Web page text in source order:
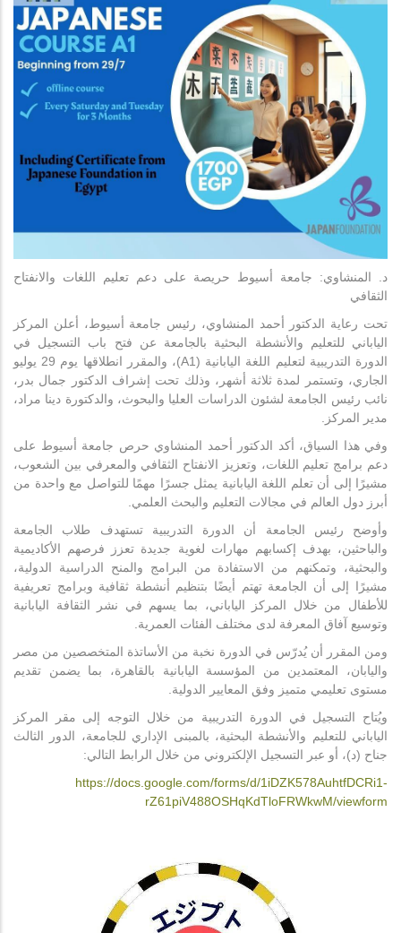
د. المنشاوي: جامعة أسيوط حريصة على دعم تعليم اللغات والانفتاح
الثقافي
تحت رعاية الدكتور أحمد المنشاوي، رئيس جامعة أسيوط، أعلن المركز
الياباني للتعليم والأنشطة البحثية بالجامعة عن فتح باب التسجيل في
الدورة التدريبية لتعليم اللغة اليابانية (A1)، والمقرر انطلاقها يوم 29 يوليو
الجاري، وتستمر لمدة ثلاثة أشهر، وذلك تحت إشراف الدكتور جمال بدر،
نائب رئيس الجامعة لشئون الدراسات العليا والبحوث، والدكتورة دينا مراد،
مدير المركز.
وفي هذا السياق، أكد الدكتور أحمد المنشاوي حرص جامعة أسيوط على
دعم برامج تعليم اللغات، وتعزيز الانفتاح الثقافي والمعرفي بين الشعوب،
مشيرًا إلى أن تعلم اللغة اليابانية يمثل جسرًا مهمًا للتواصل مع واحدة من
أبرز دول العالم في مجالات التعليم والبحث العلمي.
وأوضح رئيس الجامعة أن الدورة التدريبية تستهدف طلاب الجامعة
والباحثين، بهدف إكسابهم مهارات لغوية جديدة تعزز فرصهم الأكاديمية
والبحثية، وتمكنهم من الاستفادة من البرامج والمنح الدراسية الدولية،
مشيرًا إلى أن الجامعة تهتم أيضًا بتنظيم أنشطة ثقافية وبرامج تعريفية
للأطفال من خلال المركز الياباني، بما يسهم في نشر الثقافة اليابانية
وتوسيع آفاق المعرفة لدى مختلف الفئات العمرية.
ومن المقرر أن يُدرّس في الدورة نخبة من الأساتذة المتخصصين من مصر
واليابان، المعتمدين من المؤسسة اليابانية بالقاهرة، بما يضمن تقديم
مستوى تعليمي متميز وفق المعايير الدولية.
ويُتاح التسجيل في الدورة التدريبية من خلال التوجه إلى مقر المركز
الياباني للتعليم والأنشطة البحثية، بالمبنى الإداري للجامعة، الدور الثالث
جناح (د)، أو عبر التسجيل الإلكتروني من خلال الرابط التالي:
‏https://docs.google.com/forms/d/1iDZK578AuhtfDCRi1-
rZ61piV488OSHqKdTloFRWkwM/viewform